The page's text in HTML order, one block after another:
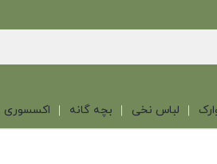
لباس نخی بچه گانه اکسسوری